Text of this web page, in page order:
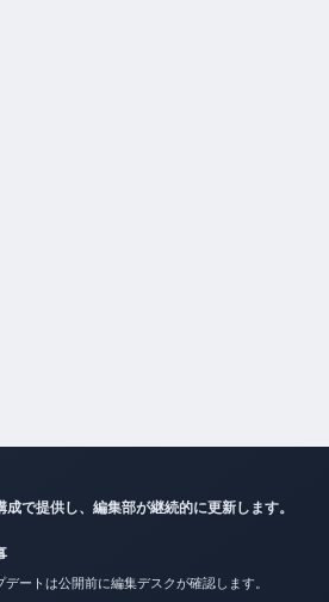
で提供し、編集部が継続的に更新します。
デートは公開前に編集デスクが確認します。